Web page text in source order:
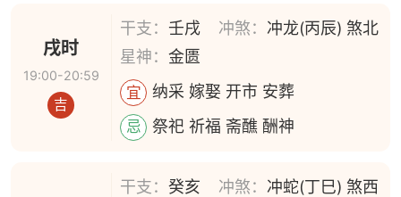
戌时
19:00-20:59
吉
干支： 壬戌 冲煞： 冲龙(丙辰) 煞北
星神：金匮
宜 纳采 嫁娶 开市 安葬
忌 祭祀 祈福 斋醮 酬神
干支：癸亥 冲煞： 冲蛇(丁巳) 煞西